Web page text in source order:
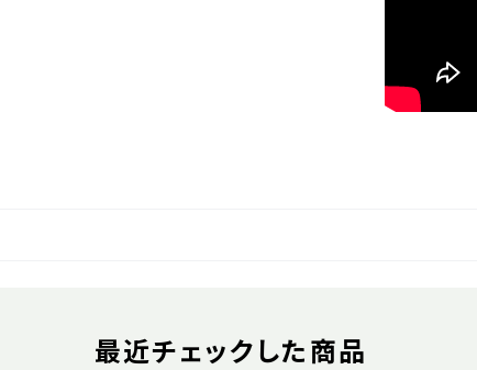
最近チェックした商品